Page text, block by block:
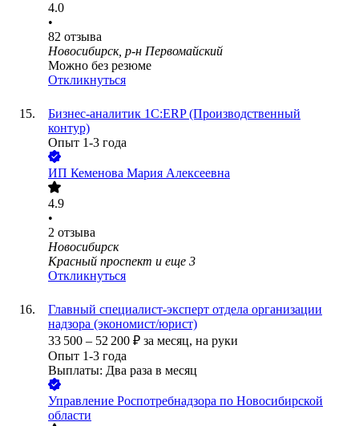
4.0
•
82 отзыва
Новосибирск, р-н Первомайский
Можно без резюме
Откликнуться
Бизнес-аналитик 1С:ERP (Производственный
контур)
Опыт 1-3 года
ИП Кеменова Мария Алексеевна
4.9
•
2 отзыва
Новосибирск
Красный проспект и еще 3
Откликнуться
Главный специалист-эксперт отдела организации
надзора (экономист/юрист)
33 500 – 52 200 ₽ за месяц, на руки
Опыт 1-3 года
Выплаты: Два раза в месяц
Управление Роспотребнадзора по Новосибирской
области